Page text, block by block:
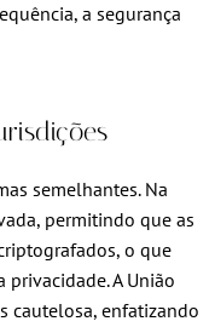
a segurança
semelhantes. Na
permitindo que as
o que
A União
cautelosa, enfatizando